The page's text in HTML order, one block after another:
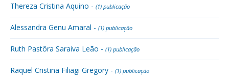
Thereza Cristina Aquino - (1) publicação
Alessandra Genu Amaral - (1) publicação
Ruth Pastôra Saraiva Leão - (1) publicação
Raquel Cristina Filiagi Gregory - (1) publicação